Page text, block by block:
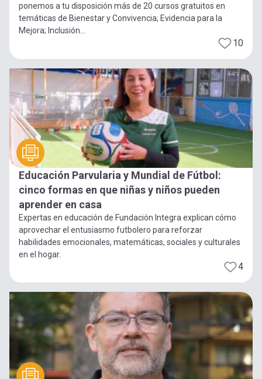
ponemos a tu disposición más de 20 cursos gratuitos en
temáticas de Bienestar y Convivencia; Evidencia para la
Mejora; Inclusión...
10
Educación Parvularia y Mundial de Fútbol:
cinco formas en que niñas y niños pueden
aprender en casa
Expertas en educación de Fundación Integra explican cómo
aprovechar el entusiasmo futbolero para reforzar
habilidades emocionales, matemáticas, sociales y culturales
en el hogar.
4